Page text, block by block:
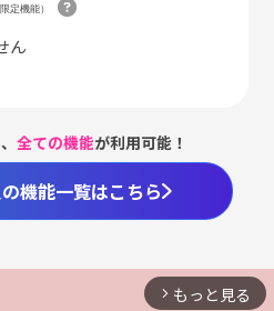
定機能）
ん
全ての機能が利用可能！
機能一覧はこちら
arrow_forward_ios もっと見る